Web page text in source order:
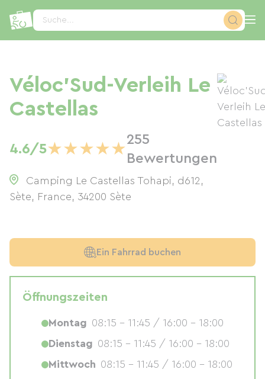
Suche...
Véloc'Sud-Verleih Le
Castellas
4.6/5★★★★★
255
Bewertungen
Camping Le Castellas Tohapi, d612,
Sète, France, 34200 Sète
Ein Fahrrad buchen
Öffnungszeiten
Montag 08:15 - 11:45 / 16:00 - 18:00
Dienstag 08:15 - 11:45 / 16:00 - 18:00
Mittwoch 08:15 - 11:45 / 16:00 - 18:00
Cookie-Einstellungen